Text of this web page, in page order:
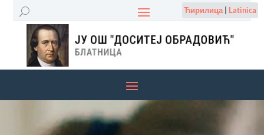
Ћирилица| Latinica